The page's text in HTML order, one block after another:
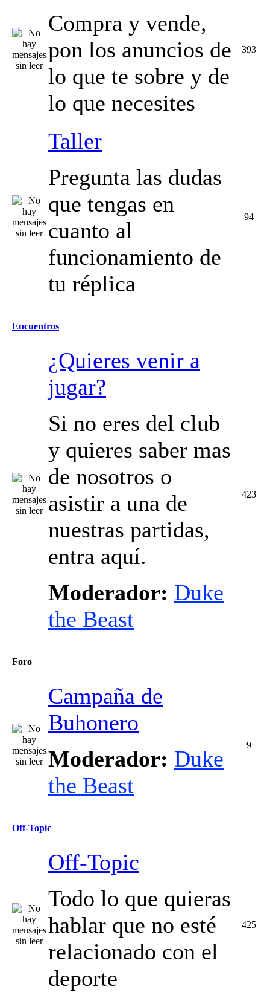
Compra y vende,
pon los anuncios de
lo que te sobre y de
lo que necesites
393
Taller
Pregunta las dudas
que tengas en
cuanto al
funcionamiento de
tu réplica
94
Encuentros
¿Quieres venir a
jugar?
Si no eres del club
y quieres saber mas
de nosotros o
asistir a una de
nuestras partidas,
entra aquí.
Moderador: Duke
the Beast
423
Foro
Campaña de
Buhonero
Moderador: Duke
the Beast
9
Off-Topic
Off-Topic
Todo lo que quieras
hablar que no esté
relacionado con el
deporte
425